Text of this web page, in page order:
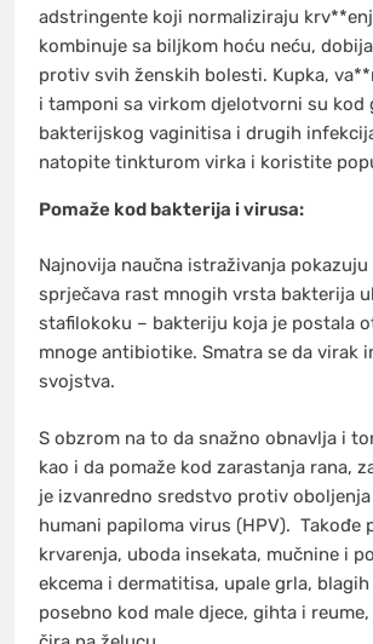
adstringente koji normaliziraju
kombinuje sa biljkom hoću neću,
protiv svih ženskih bolesti. Kupka,
i tamponi sa virkom djelotvorni su kod
bakterijskog vaginitisa i drugih
natopite tinkturom virka i koristite
Pomaže kod bakterija i virusa:
Najnovija naučna istraživanja pokazuju
sprječava rast mnogih vrsta bakterija
stafilokoku – bakteriju koja je postala
mnoge antibiotike. Smatra se da virak
svojstva.
S obzrom na to da snažno obnavlja i
kao i da pomaže kod zarastanja rana,
je izvanredno sredstvo protiv
humani papiloma virus (HPV). Takođe
krvarenja, uboda insekata, mučnine i
ekcema i dermatitisa, upale grla, blagih
posebno kod male djece, gihta i